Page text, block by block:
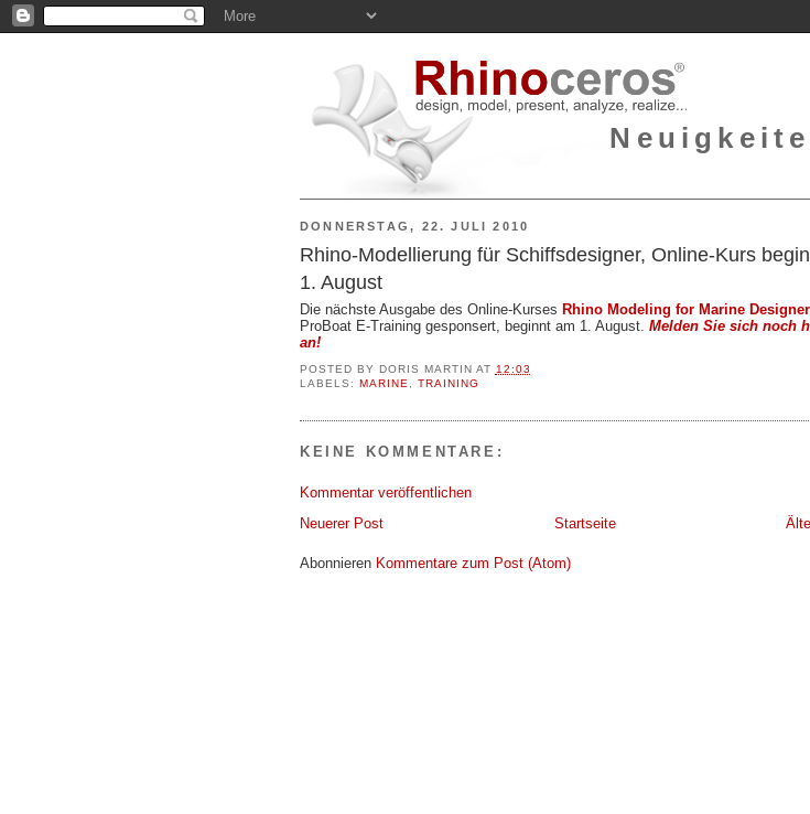
DONNERSTAG, 22. JULI 2010
Rhino-Modellierung für Schiffsdesigner, Online-Kurs
1. August
Die nächste Ausgabe des Online-Kurses Rhino Modeling for Marine
ProBoat E-Training gesponsert, beginnt am 1. August. Melden Sie sich noch
an!
POSTED BY DORIS MARTIN AT 12:03
LABELS: MARINE TRAINING
KEINE KOMMENTARE:
Kommentar veröffentlichen
Neuerer Post
Startseite
Abonnieren Kommentare zum Post (Atom)